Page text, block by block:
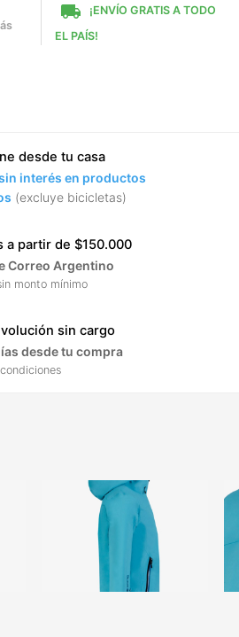
local_shipping
¡ENVÍO GRATIS A TODO
EL PAÍS!
desde tu casa
interés en productos
(excluye bicicletas)
a partir de $150.000
Correo Argentino
monto mínimo
sin cargo
desde tu compra